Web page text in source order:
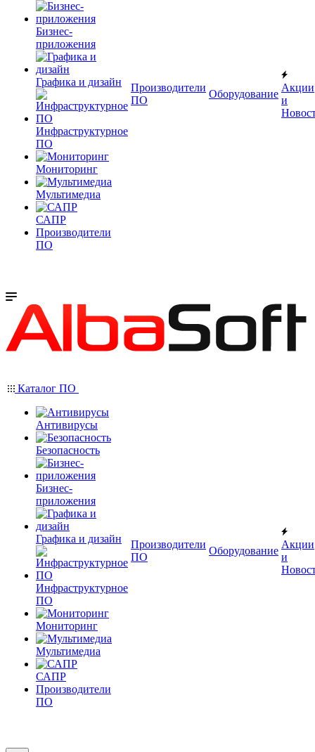
Бизнес-
приложения
Графика и дизайн
Инфраструктурное
ПО
Мониторинг
Мультимедиа
САПР
Производители
ПО
Производители
ПО
Оборудование
Акции
и
Каталог ПО
Антивирусы
Безопасность
Бизнес-
приложения
Графика и дизайн
Инфраструктурное
ПО
Мониторинг
Мультимедиа
САПР
Производители
ПО
Производители
ПО
Оборудование
Акции
и